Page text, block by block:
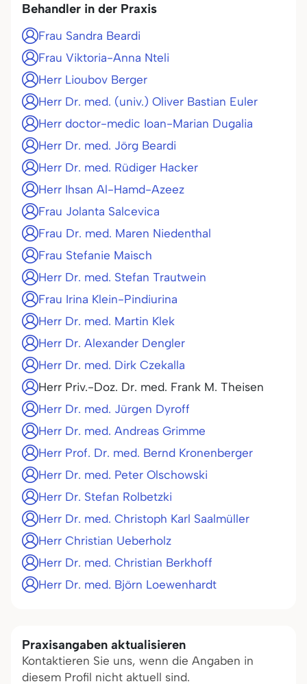
Behandler in der Praxis
Frau Sandra Beardi
Frau Viktoria-Anna Nteli
Herr Lioubov Berger
Herr Dr. med. (univ.) Oliver Bastian Euler
Herr doctor-medic Ioan-Marian Dugalia
Herr Dr. med. Jörg Beardi
Herr Dr. med. Rüdiger Hacker
Herr Ihsan Al-Hamd-Azeez
Frau Jolanta Salcevica
Frau Dr. med. Maren Niedenthal
Frau Stefanie Maisch
Herr Dr. med. Stefan Trautwein
Frau Irina Klein-Pindiurina
Herr Dr. med. Martin Klek
Herr Dr. Alexander Dengler
Herr Dr. med. Dirk Czekalla
Herr Priv.-Doz. Dr. med. Frank M. Theisen
Herr Dr. med. Jürgen Dyroff
Herr Dr. med. Andreas Grimme
Herr Prof. Dr. med. Bernd Kronenberger
Herr Dr. med. Peter Olschowski
Herr Dr. Stefan Rolbetzki
Herr Dr. med. Christoph Karl Saalmüller
Herr Christian Ueberholz
Herr Dr. med. Christian Berkhoff
Herr Dr. med. Björn Loewenhardt
Praxisangaben aktualisieren
Kontaktieren Sie uns, wenn die Angaben in
diesem Profil nicht aktuell sind.